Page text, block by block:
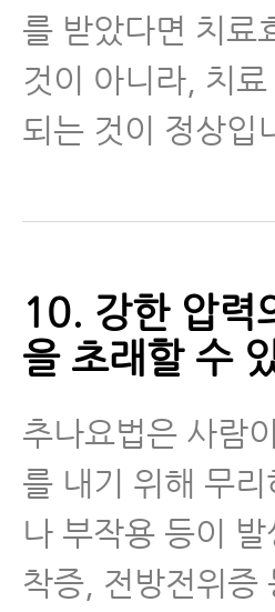
를 받았다면 치료
것이 아니라, 치
되는 것이 정상입
10. 강한 압력
을 초래할 수
추나요법은 사람
를 내기 위해 무
나 부작용 등이
착증, 전방전위증